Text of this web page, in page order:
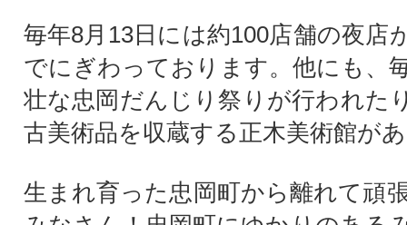
毎年8月13日には約100店舗の夜店
でにぎわっております。他にも、
壮な忠岡だんじり祭りが行われた
古美術品を収蔵する正木美術館が
生まれ育った忠岡町から離れて頑